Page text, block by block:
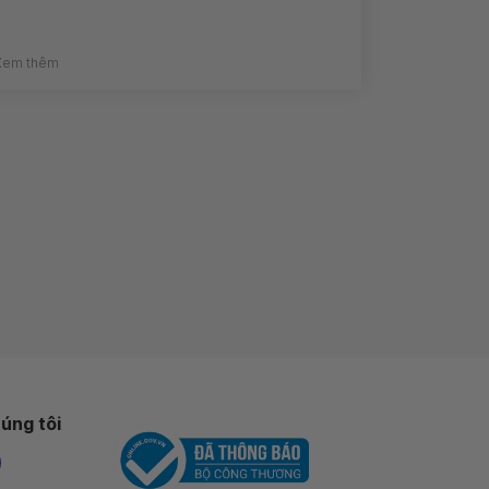
thêm
tôi